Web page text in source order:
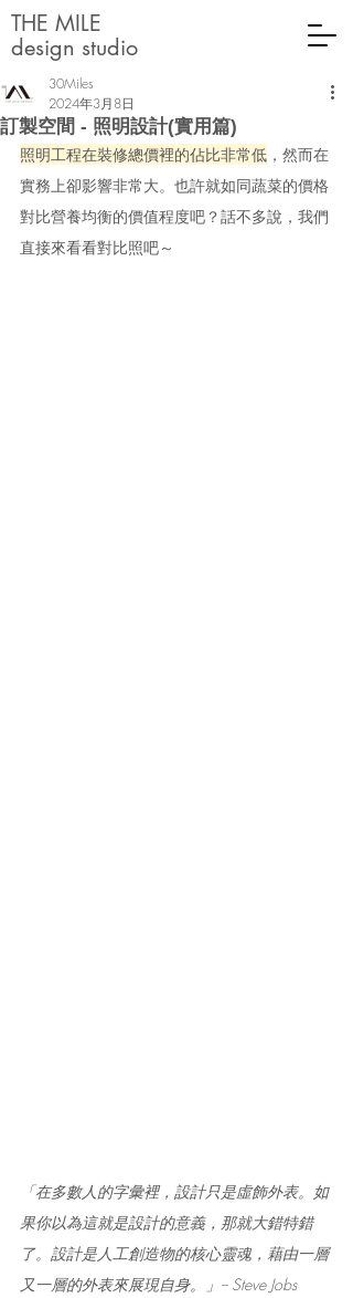
THE MILE
design studio
訂製空間 - 照明設計(實用篇)
30Miles
2024年3月8日
照明工程在裝修總價裡的佔比非常低 ，然而在
實務上卻影響非常大。也許就如同蔬菜的價格
對比營養均衡的價值程度吧？話不多說，我們
直接來看看對比照吧～
「在多數人的字彙裡，設計只是虛飾外表。如
果你以為這就是設計的意義，那就大錯特錯
了。設計是人工創造物的核心靈魂，藉由一層
又一層的外表來展現自身。」-- Steve Jobs